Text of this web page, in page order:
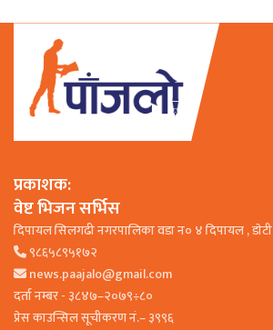
प्रकाशक:
वेष्ट भिजन सर्भिस
दिपायल सिलगढी नगरपालिका वडा न० ४ दिपायल , डाेटी
९८६५८९५१७२
news.paajalo@gmail.com
दर्ता नम्बर - ३८४७–२०७९÷८०
प्रेस काउन्सिल सूचीकरण नं.– ३९९६